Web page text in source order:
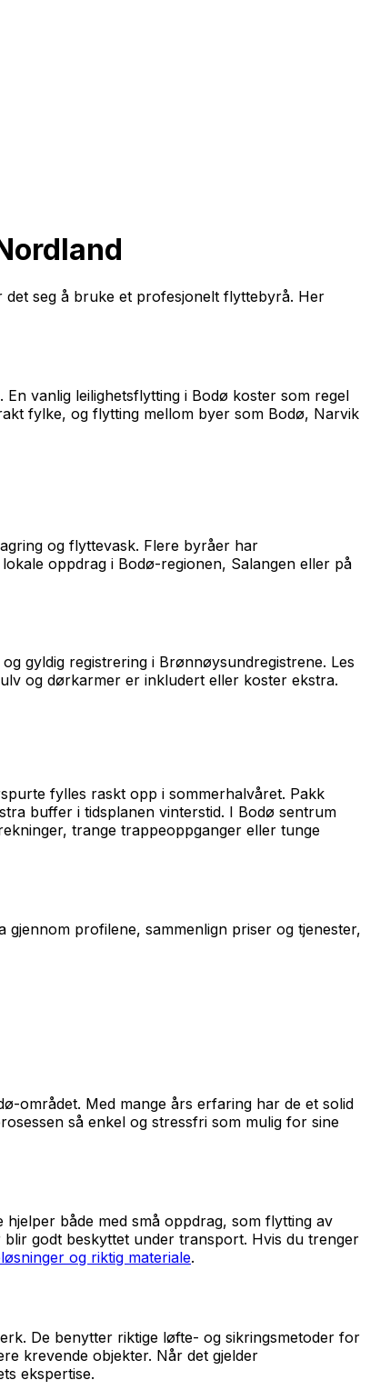
seg å bruke et profesjonelt flyttebyrå. Her
vanlig leilighetsflytting i Bodø koster som regel
fylke, og flytting mellom byer som Bodø, Narvik
og flyttevask. Flere byråer har
oppdrag i Bodø-regionen, Salangen eller på
gyldig registrering i Brønnøysundregistrene. Les
og dørkarmer er inkludert eller koster ekstra.
fylles raskt opp i sommerhalvåret. Pakk
buffer i tidsplanen vinterstid. I Bodø sentrum
trange trappeoppganger eller tunge
profilene, sammenlign priser og tjenester,
området. Med mange års erfaring har de et solid
så enkel og stressfri som mulig for sine
både med små oppdrag, som flytting av
godt beskyttet under transport. Hvis du trenger
og riktig materiale.
De benytter riktige løfte- og sikringsmetoder for
krevende objekter. Når det gjelder
ekspertise.